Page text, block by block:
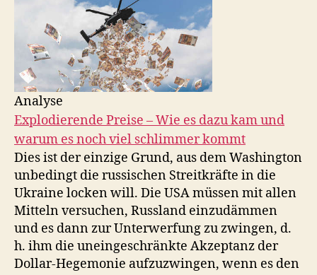
Analyse
Explodierende Preise – Wie es dazu kam und
warum es noch viel schlimmer kommt
Dies ist der einzige Grund, aus dem Washington
unbedingt die russischen Streitkräfte in die
Ukraine locken will. Die USA müssen mit allen
Mitteln versuchen, Russland einzudämmen
und es dann zur Unterwerfung zu zwingen, d.
h. ihm die uneingeschränkte Akzeptanz der
Dollar-Hegemonie aufzuzwingen, wenn es den